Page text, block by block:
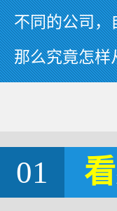
不同的公司，
那么究竟怎样
01 看